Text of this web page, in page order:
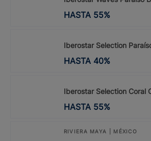
HASTA 55%
Iberostar Selection
HASTA 40%
Iberostar Selection Coral
HASTA 55%
RIVIERA MAYA | MÉXICO